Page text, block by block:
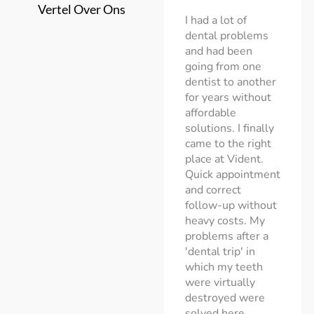
Vertel Over Ons
I had a lot of
dental problems
and had been
going from one
dentist to another
for years without
solutions. I finally
came to the right
place at Vident.
Quick appointment
and correct
follow-up without
heavy costs. My
problems after a
'dental trip' in
which my teeth
were virtually
destroyed were
nicest